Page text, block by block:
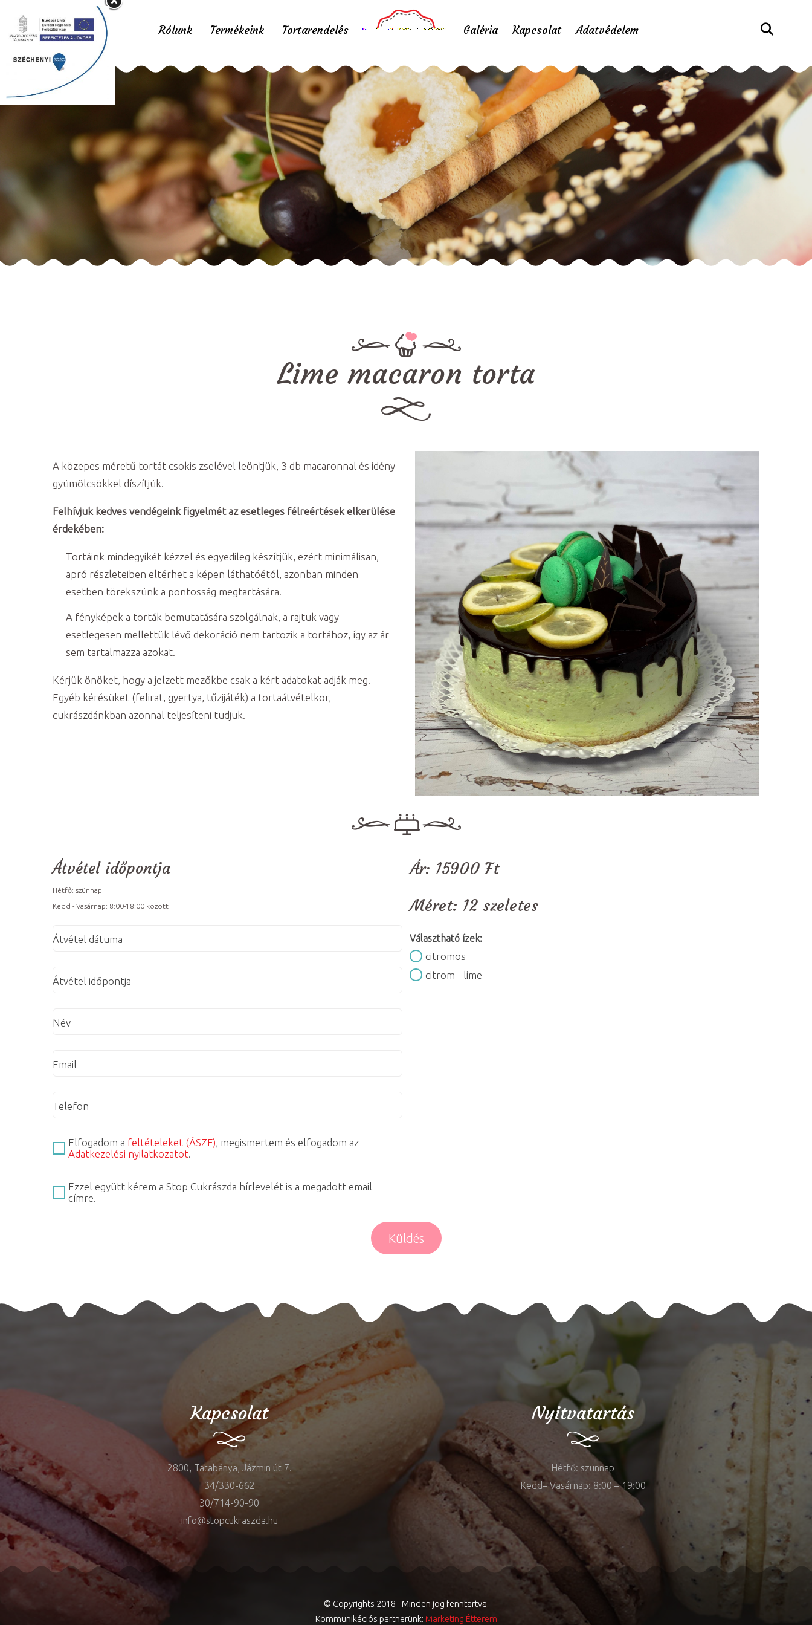
Rólunk Termékeink Tortarendelés Galéria Kapcsolat Adatvédelem
Lime macaron torta
Home / Lime macaron torta
Lime macaron torta
A közepes méretű tortát csokis zselével leöntjük, 3 db macaronnal és idény
gyümölcsökkel díszítjük.
Felhívjuk kedves vendégeink figyelmét az esetleges félreértések elkerülése
érdekében:
Tortáink mindegyikét kézzel és egyedileg készítjük, ezért minimálisan,
apró részleteiben eltérhet a képen láthatóétól, azonban minden
esetben törekszünk a pontosság megtartására.
A fényképek a torták bemutatására szolgálnak, a rajtuk vagy
esetlegesen mellettük lévő dekoráció nem tartozik a tortához, így az ár
sem tartalmazza azokat.
Kérjük önöket, hogy a jelzett mezőkbe csak a kért adatokat adják meg.
Egyéb kérésüket (felirat, gyertya, tűzijáték) a tortaátvételkor,
cukrászdánkban azonnal teljesíteni tudjuk.
Átvétel időpontja
Hétfő: szünnap
Kedd - Vasárnap: 8:00-18:00 között
Átvétel dátuma
Átvétel időpontja
Név
Email
Telefon
Elfogadom a feltételeket (ÁSZF), megismertem és elfogadom az
Adatkezelési nyilatkozatot.
Ezzel együtt kérem a Stop Cukrászda hírlevelét is a megadott email
címre.
Ár: 15900 Ft
Méret: 12 szeletes
Választható ízek:
citromos
citrom - lime
Küldés
Kapcsolat
2800, Tatabánya, Jázmin út 7.
34/330-662
30/714-90-90
info@stopcukraszda.hu
Nyitvatartás
Hétfő: szünnap
Kedd– Vasárnap: 8:00 – 19:00
© Copyrights 2018 - Minden jog fenntartva.
Kommunikációs partnerünk: Marketing Étterem